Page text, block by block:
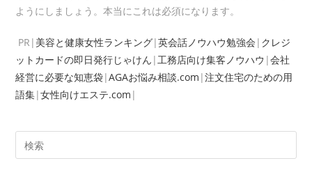
ようにしましょう。本当にこれは必須になります。
PR| 美容と健康女性ランキング|英会話ノウハウ勉強会 | クレジ
ットカードの即日発行じゃけん |工務店向け集客ノウハウ |会社
経営に必要な知恵袋|AGAお悩み相談.com |注文住宅のための用
語集|女性向けエステ.com |